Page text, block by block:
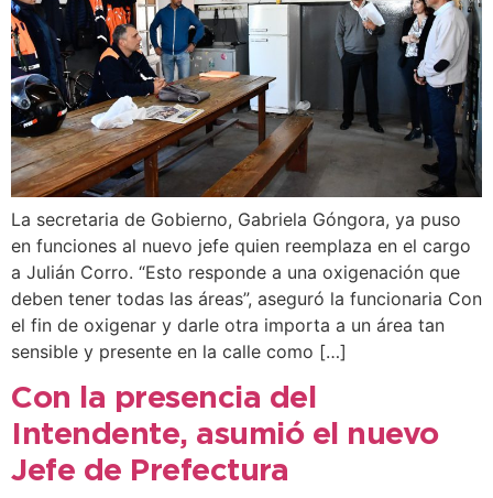
La secretaria de Gobierno, Gabriela Góngora, ya puso
en funciones al nuevo jefe quien reemplaza en el cargo
a Julián Corro. “Esto responde a una oxigenación que
deben tener todas las áreas”, aseguró la funcionaria Con
el fin de oxigenar y darle otra importa a un área tan
sensible y presente en la calle como […]
Con la presencia del
Intendente, asumió el nuevo
Jefe de Prefectura